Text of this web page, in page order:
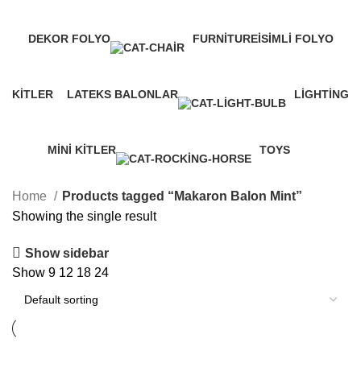
DEKOR FOLYO
FURNITUREİSIMLI FOLYO
KITLER
LATEKS BALONLAR
LIGHTING
MINI KITLER
TOYS
Home
Products tagged “Makaron Balon Mint”
Showing the single result
Show sidebar
Show 9 12 18 24